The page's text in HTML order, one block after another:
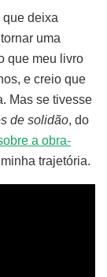
que deixa
uma
que meu livro
e creio que
Mas se tivesse
de solidão, do
a obra-
trajetória.